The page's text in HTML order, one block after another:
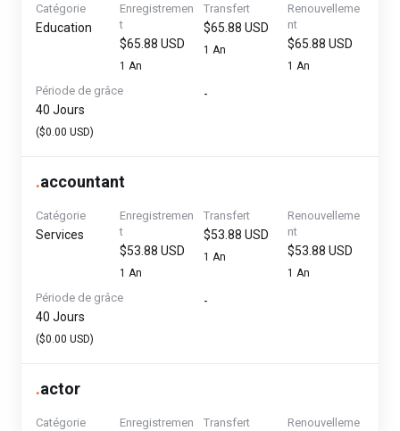
Catégorie
Education
Enregistremen
t
$65.88 USD
1 An
Transfert
$65.88 USD
1 An
Renouvelleme
nt
$65.88 USD
1 An
Période de grâce
40 Jours
($0.00 USD)
-
.accountant
Catégorie
Services
Enregistremen
t
$53.88 USD
1 An
Transfert
$53.88 USD
1 An
Renouvelleme
nt
$53.88 USD
1 An
Période de grâce
40 Jours
($0.00 USD)
-
.actor
Catégorie
Enregistremen
Transfert
Renouvelleme